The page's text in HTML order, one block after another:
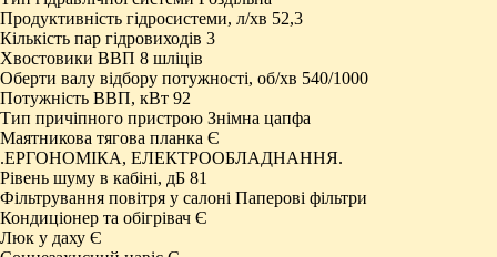
Продуктивність гідросистеми, л/хв 52,3
Кількість пар гідровиходів 3
Хвостовики ВВП 8 шліців
Оберти валу відбору потужності, об/хв 540/1000
Потужність ВВП, кВт 92
Тип причіпного пристрою Знімна цапфа
Маятникова тягова планка Є
.ЕРГОНОМІКА, ЕЛЕКТРООБЛАДНАННЯ.
Рівень шуму в кабіні, дБ 81
Фільтрування повітря у салоні Паперові фільтри
Кондиціонер та обігрівач Є
Люк у даху Є